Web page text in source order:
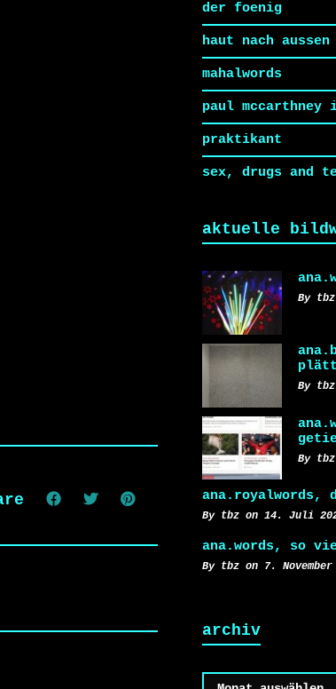
der foenig
haut nach aussen
mahalwords
paul
praktikant
sex, drugs and
aktuelle
By
By
By
ana.royalwords,
By tbz on 14. Juli
ana.words, so
By tbz on 7. November
archiv